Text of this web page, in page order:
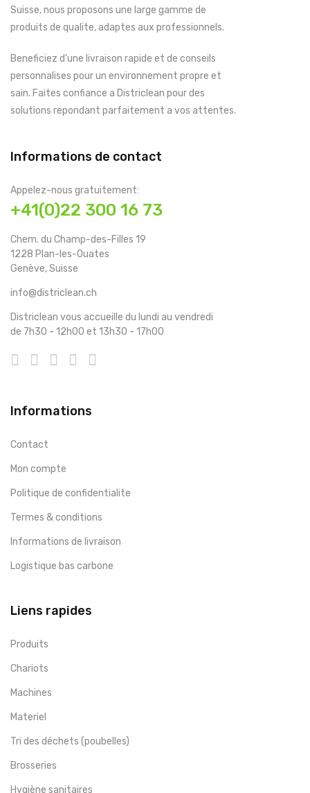
Suisse, nous proposons une large gamme de
produits de qualite, adaptes aux professionnels.
Beneficiez d'une livraison rapide et de conseils
personnalises pour un environnement propre et
sain. Faites confiance a Districlean pour des
solutions repondant parfaitement a vos attentes.
Informations de contact
Appelez-nous gratuitement:
+41(0)22 300 16 73
Chem. du Champ-des-Filles 19
1228 Plan-les-Ouates
Genève, Suisse
info@districlean.ch
Districlean vous accueille du lundi au vendredi
de 7h30 - 12h00 et 13h30 - 17h00
Informations
Contact
Mon compte
Politique de confidentialite
Termes & conditions
Informations de livraison
Logistique bas carbone
Liens rapides
Produits
Chariots
Machines
Materiel
Tri des déchets (poubelles)
Brosseries
Hygiène sanitaires